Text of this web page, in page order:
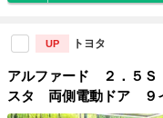
UP トヨタ
アルファード ２．５
スタ 両側電動ドア ９